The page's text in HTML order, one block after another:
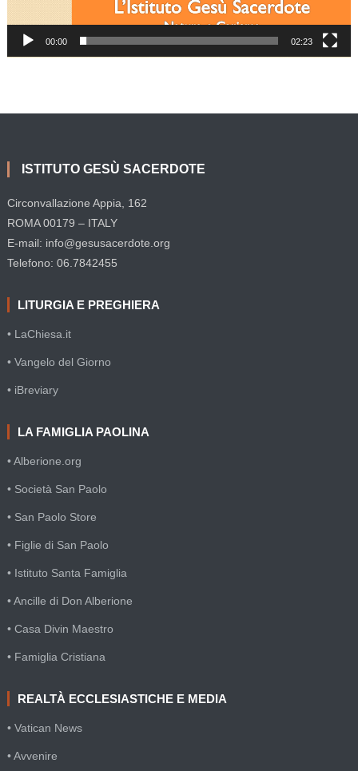
00:00 02:23
ISTITUTO GESÙ SACERDOTE
Circonvallazione Appia, 162
ROMA 00179 – ITALY
E-mail: info@gesusacerdote.org
Telefono: 06.7842455
LITURGIA E PREGHIERA
• LaChiesa.it
• Vangelo del Giorno
• iBreviary
LA FAMIGLIA PAOLINA
• Alberione.org
• Società San Paolo
• San Paolo Store
• Figlie di San Paolo
• Istituto Santa Famiglia
• Ancille di Don Alberione
• Casa Divin Maestro
• Famiglia Cristiana
REALTÀ ECCLESIASTICHE E MEDIA
• Vatican News
• Avvenire